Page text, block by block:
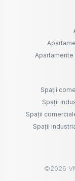
Spații
Spații
Spații
Spații
©2026